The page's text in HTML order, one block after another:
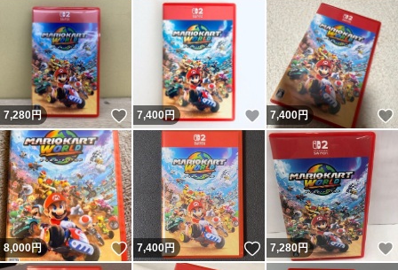
7,280円 いいね！
7,400円 いいね！
7,400円
8,000円 いいね！
7,400円 いいね！
7,280円